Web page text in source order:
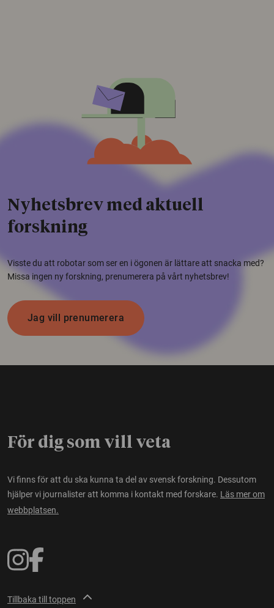
Nyhetsbrev med aktuell
forskning
Visste du att robotar som ser en i ögonen är lättare att snacka med?
Missa ingen ny forskning, prenumerera på vårt nyhetsbrev!
Jag vill prenumerera
För dig som vill veta
Vi finns för att du ska kunna ta del av svensk forskning. Dessutom
hjälper vi journalister att komma i kontakt med forskare. Läs mer om
webbplatsen.
Tillbaka till toppen